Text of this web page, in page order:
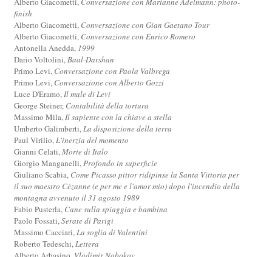
finish
Alberto Giacometti, Conversazione con Gian Gaetano Tour
Alberto Giacometti, Conversazione con Enrico Romero
Antonella Anedda, 1999
Dario Voltolini,Baal-Darshan
Primo Levi, Conversazione con Paola Valbrega
Primo Levi, Conversazione con Alberto Gozzi
Luce D'Eramo,Il male di Levi
George Steiner, Contabilità della tortura
Massimo Mila,Il sapiente con la chiave a stella
Umberto Galimberti,La disposizione della terra
Paul Virilio,L'inerzia del momento
Gianni Celati,Morte di Italo
Giorgio Manganelli,Profondo in superficie
Giuliano Scabia, Come Picasso pittor ridipinse la Santa Vittoria per
il suo maestro Cézanne (e per me e l'amor mio) dopo l'incendio della
montagna avvenuto il 31 agosto 1989
Fabio Pusterla, Cane sulla spiaggia e bambina
Paolo Fossati,Serate di Parigi
Massimo Cacciari,La soglia di Valentini
Roberto Tedeschi,Lettera